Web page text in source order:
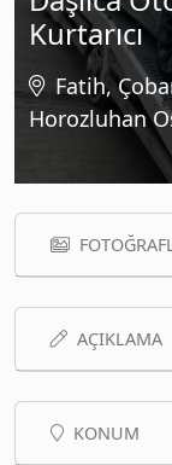
Kurtarıcı
Fatih,
Horozluhan
AÇIKLAMA
KONUM